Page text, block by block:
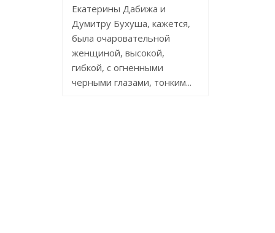
Екатерины Дабижа и
Думитру Бухуша, кажется,
была очаровательной
женщиной, высокой,
гибкой, с огненными
черными глазами, тонким...